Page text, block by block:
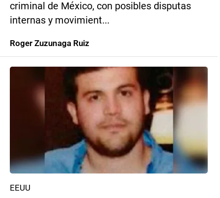
criminal de México, con posibles disputas
internas y movimient...
Roger Zuzunaga Ruiz
EEUU